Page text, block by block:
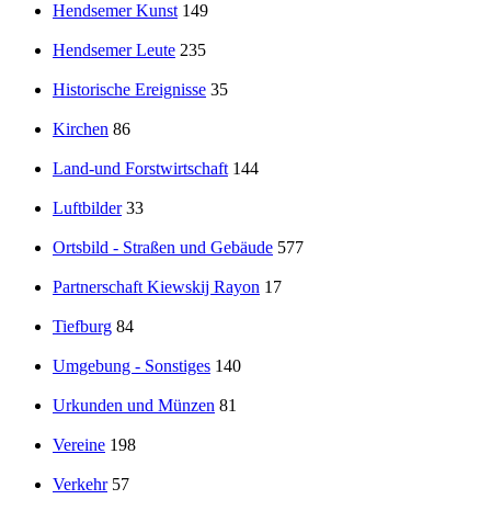
Hendsemer Kunst 149
Hendsemer Leute 235
Historische Ereignisse 35
Kirchen 86
Land-und Forstwirtschaft 144
Luftbilder 33
Ortsbild - Straßen und Gebäude 577
Partnerschaft Kiewskij Rayon 17
Tiefburg 84
Umgebung - Sonstiges 140
Urkunden und Münzen 81
Vereine 198
Verkehr 57